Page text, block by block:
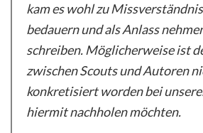
kam es wohl zu
bedauern und als Anlass
schreiben. Möglicherweise ist
zwischen Scouts und Autoren
konkretisiert worden bei
hiermit nachholen möchten.